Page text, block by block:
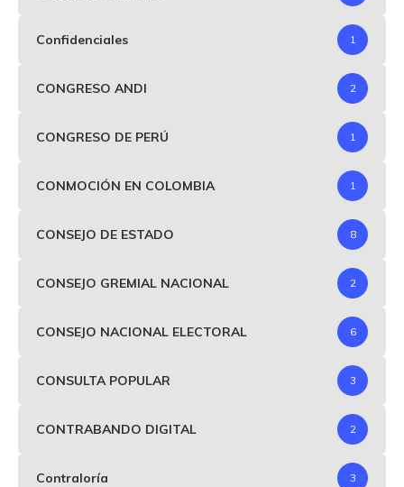
Confidenciales 1
CONGRESO ANDI 2
CONGRESO DE PERÚ 1
CONMOCIÓN EN COLOMBIA 1
CONSEJO DE ESTADO 8
CONSEJO GREMIAL NACIONAL 2
CONSEJO NACIONAL ELECTORAL 6
CONSULTA POPULAR 3
CONTRABANDO DIGITAL 2
Contraloría 3